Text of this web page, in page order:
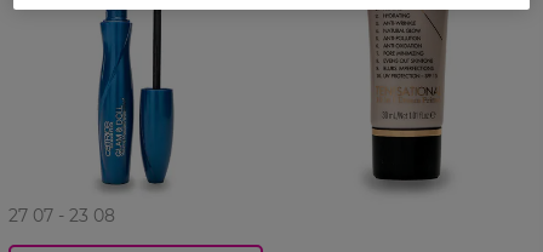
27 07 - 23 08